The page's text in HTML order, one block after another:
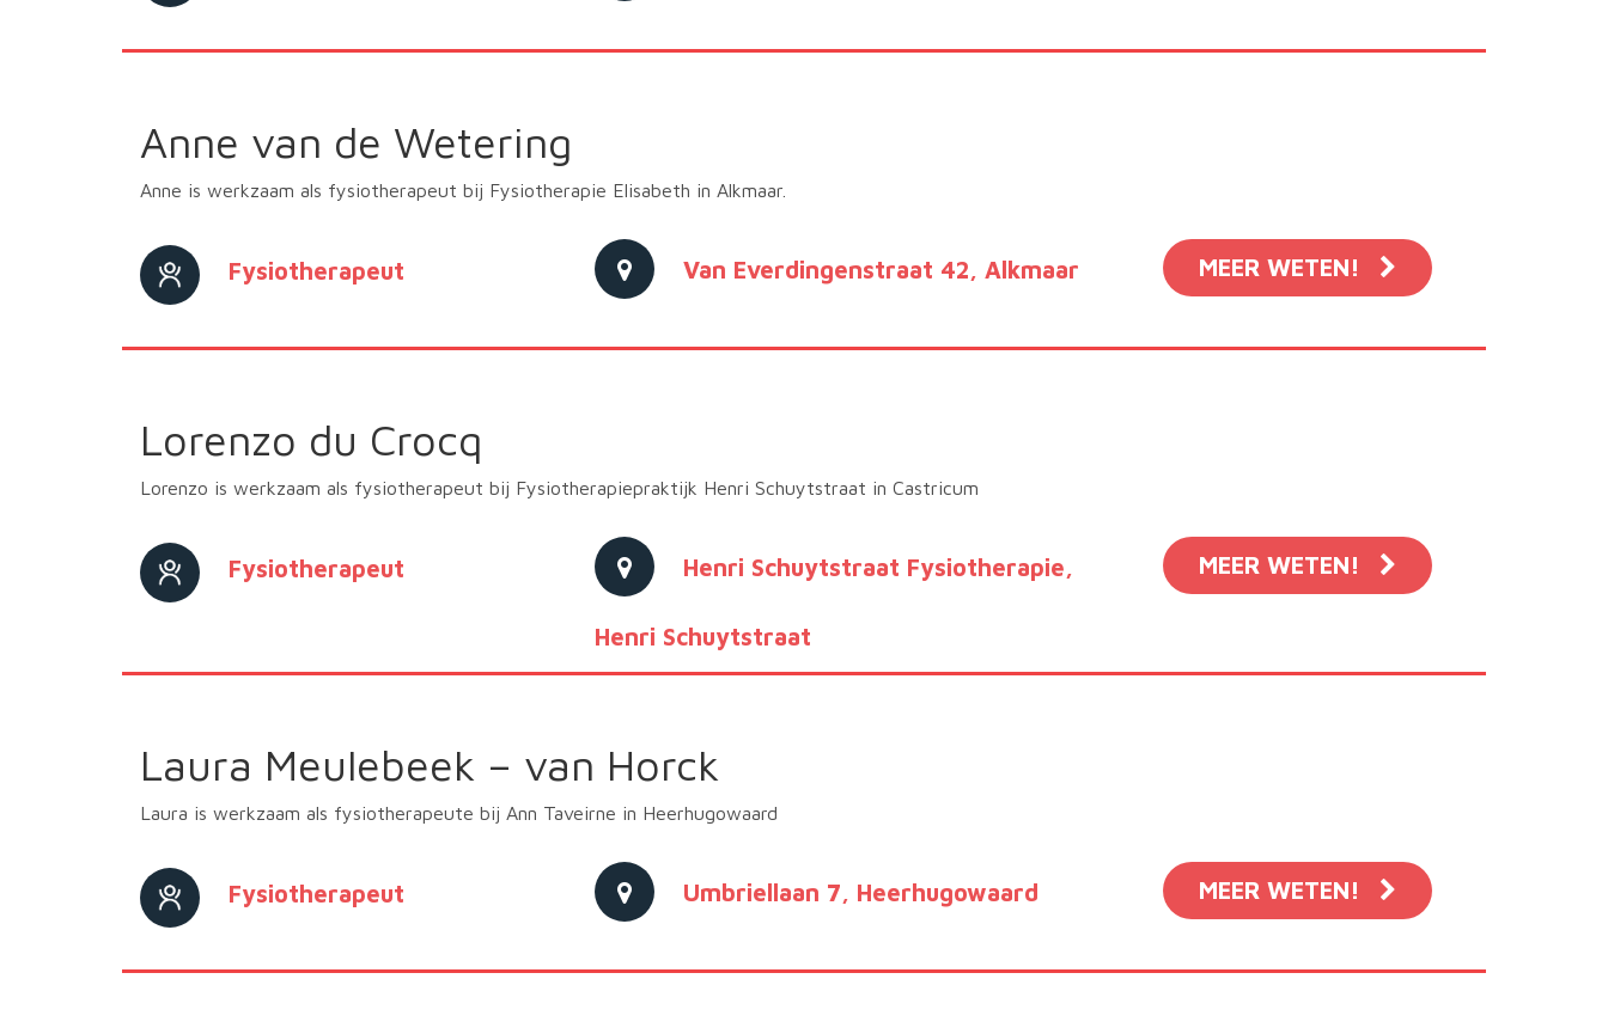
Anne van de Wetering
Anne is werkzaam als fysiotherapeut bij Fysiotherapie Elisabeth in Alkmaar.
Fysiotherapeut Van Everdingenstraat 42, Alkmaar MEER WETEN!
Lorenzo du Crocq
Lorenzo is werkzaam als fysiotherapeut bij Fysiotherapiepraktijk Henri Schuytstraat in Castricum
Fysiotherapeut Henri Schuytstraat Fysiotherapie,
Henri Schuytstraat
MEER WETEN!
Laura Meulebeek – van Horck
Laura is werkzaam als fysiotherapeute bij Ann Taveirne in Heerhugowaard
Fysiotherapeut Umbriellaan 7, Heerhugowaard MEER WETEN!